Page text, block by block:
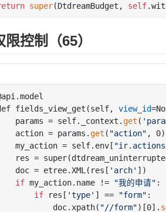
super(DtdreamBudget, self
控制（65）
fields_view_get(self,
view_id
params = self._context.
get (
action = params.
get ( "action" , 0)
my_action = self.env[
res =
doc = etree.XML(res[
'arch' ])
if my_action.name != "我的申请" :
if res[ 'type' ] == "form" :
doc.xpath(
"//form")[0].